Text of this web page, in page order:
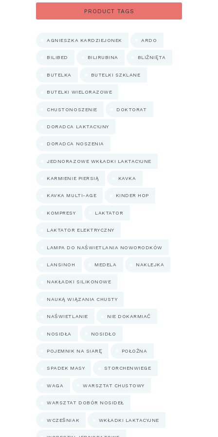
PRODUCT TAGS
AGNIESZKA KARDZIEJONEK ARDO
BILIBED BILIRUBINA BLIŹNIĘTA
BUTELKA BUTELKI SZKLANE
BUTELKI WIELORAZOWE
CHUSTONOSZENIE DOKTORAT
DORADCA LAKTACYJNY
DORADCA NOSZENIA
JEDNORAZOWE WKŁADKI LAKTACYJNE
KARMIENIE PIERSIĄ KAVKA
KAVKA MULTI-AGE KINDER HOP
KOMPRESY LAKTATOR
LAKTATOR ELEKTRYCZNY
LAMPA DO NAŚWIETLANIA NOWORODKÓW
LANSINOH MEDELA NAKLEJKA
NAKŁADKI SILIKONOWE
NAUKĄ WIĄZANIA CHUSTY
NAŚWIETLANIE NIE DOKARMIAĆ
NOSIDŁA NOSIDŁO
POJEMNIK NA SIARĘ POŁOŻNA
SPADEK MASY STORCHENWIEGE
WAGA WARSZTAT CHUSTOWY
WARSZTAT DOBÓR NOSIDEŁ
WCZEŚNIAK WKŁADKI LAKTACYJNE